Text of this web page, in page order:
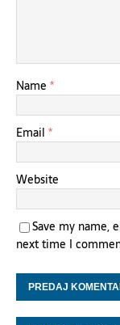
Name *
Email *
Website
Save my name,
next time I